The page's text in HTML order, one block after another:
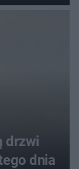
drzwi
dnia